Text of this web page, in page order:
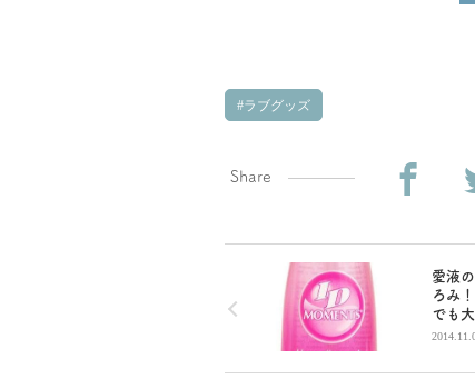
ラブグッズ
Share
愛液
ろみ
でも
ーショ